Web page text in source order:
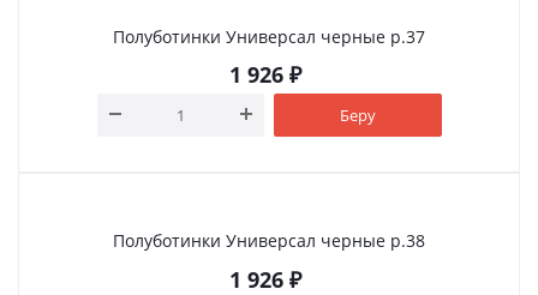
Полуботинки Универсал черные р.37
1 926₽
Беру
Полуботинки Универсал черные р.38
1 926₽